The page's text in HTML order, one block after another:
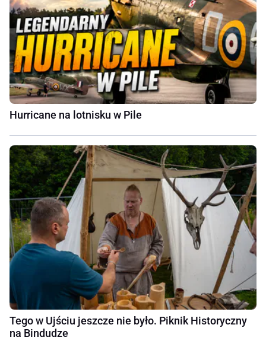
Hurricane na lotnisku w Pile
Tego w Ujściu jeszcze nie było. Piknik Historyczny
na Bindudze